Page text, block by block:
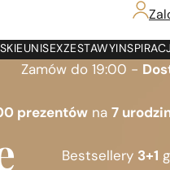
Zamów do 19:00 -
prezentówna 7
Bestsellery 3+1
UNISEXZESTAWY